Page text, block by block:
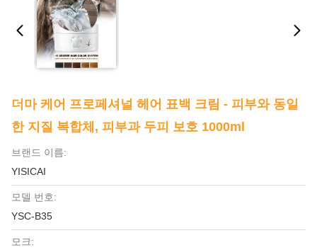
더마 케어 프로페셔널 헤어 표백 크림 - 피부와 동일
한 지질 복합체, 피부과 두피 보호 1000ml
브랜드 이름:
YISICAI
모델 번호:
YSC-B35
모크: